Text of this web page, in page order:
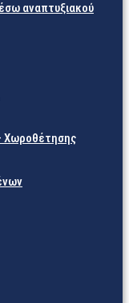
αναπτυξιακού
Χωροθέτησης